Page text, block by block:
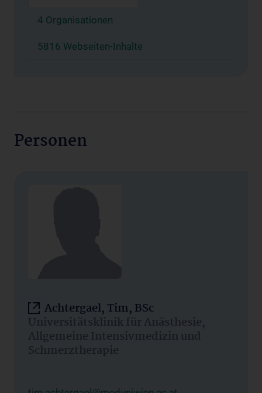
4 Organisationen
5816 Webseiten-Inhalte
Personen
Achtergael, Tim, BSc
Universitätsklinik für Anästhesie,
Allgemeine Intensivmedizin und
Schmerztherapie